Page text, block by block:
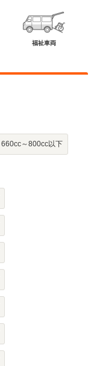
福祉車両
660cc～800cc以下